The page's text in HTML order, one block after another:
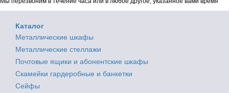
Каталог
Металлические шкафы
Металлические стеллажи
Почтовые ящики и абонентские шкафы
Скамейки гардеробные и банкетки
Сейфы